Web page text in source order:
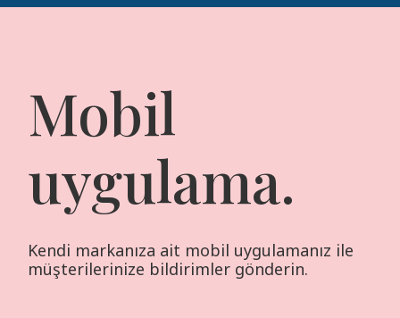
Mobil
uygulama.
Kendi markanıza ait mobil uygulamanız ile
müşterilerinize bildirimler gönderin.